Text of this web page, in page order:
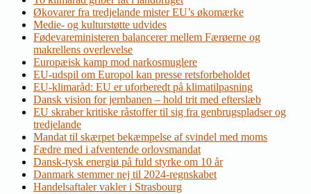
Økovarer fra tredjelande mister EU’s økomærke
Medie- og kulturstøtte udvides
Fødevareministeren balancerer mellem Færøerne og
makrellens overlevelse
Europæisk kamp mod narkosmuglere
EU-udspil om Europol kan presse retsforbeholdet
EU-klimaråd: EU er uforberedt på klimatilpasning
Dansk vision for jernbanen – hold trit med efterslæb
EU skraber kritiske råstoffer til sig fra genbrugspladser og
tredjelande
Mandat til skærpet bekæmpelse af svindel med moms
Fædre med i afventende orlovsmandat
Dansk-tysk energiø på fuld styrke om 10 år
Danmark stemmer nej til 2024-regnskabet
Handelsaftaler vakler i Strasbourg